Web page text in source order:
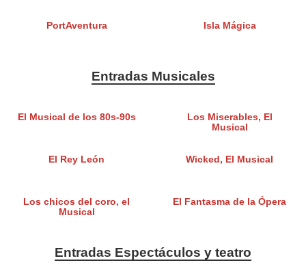
PortAventura Isla Mágica
Entradas Musicales
El Musical de los 80s-90s
Los Miserables, El
Musical
El Rey León Wicked, El Musical
Los chicos del coro, el
Musical
El Fantasma de la Ópera
Entradas Espectáculos y teatro